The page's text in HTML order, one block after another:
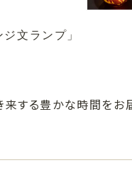
文ランプ」
する豊かな時間をお